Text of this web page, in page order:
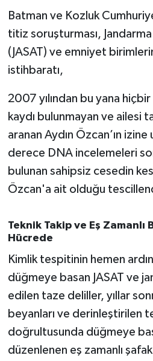
Batman ve Kozluk
titiz soruşturması,
(JASAT) ve emniyet
istihbaratı,
2007 yılından bu yana
kaydı bulunmayan ve ailesi
aranan Aydın Özcan’ın izine
derece DNA incelemeleri
bulunan sahipsiz cesedin
Özcan'a ait olduğu
Teknik Takip ve Eş Zamanlı
Hücrede
Kimlik tespitinin hemen
düğmeye basan JASAT ve
edilen taze deliller, yıllar
beyanları ve derinleştirilen
doğrultusunda düğmeye
düzenlenen eş zamanlı
Trend
VİZYONDAKİLER
YAŞAM